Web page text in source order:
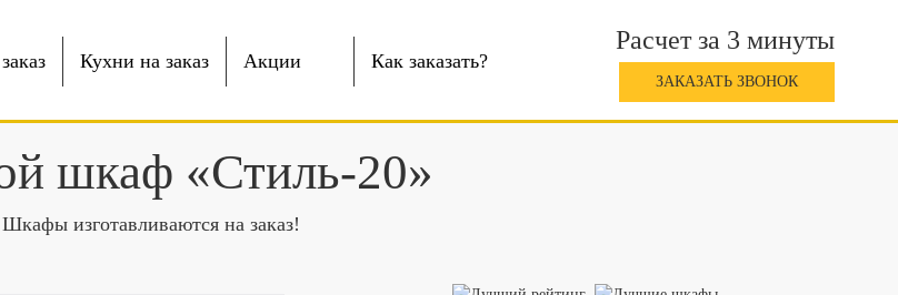
Кухни на заказ Акции Как заказать?
Расчет за 3 минуты
ЗАКАЗАТЬ ЗВОНОК
шкаф «Стиль-20»
Шкафы изготавливаются на заказ!